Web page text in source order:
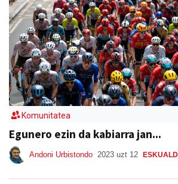
Komunitatea
Egunero ezin da kabiarra jan...
Andoni Urbistondo 2023 uzt 12